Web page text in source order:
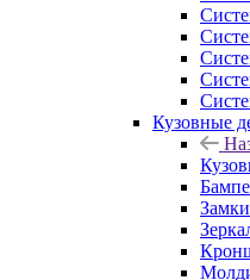
Кузовные